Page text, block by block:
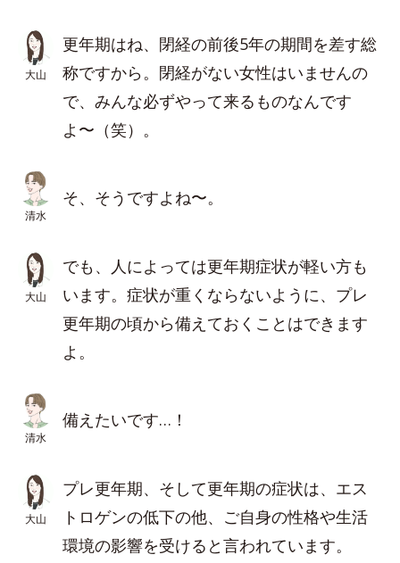
大山
更年期はね、閉経の前後5年の期間を差す総
称ですから。閉経がない女性はいませんの
で、みんな必ずやって来るものなんです
よ〜（笑）。
清水
そ、そうですよね〜。
大山
でも、人によっては更年期症状が軽い方も
います。症状が重くならないように、プレ
更年期の頃から備えておくことはできます
よ。
清水
備えたいです…！
大山
プレ更年期、そして更年期の症状は、エス
トロゲンの低下の他、ご自身の性格や生活
環境の影響を受けると言われています。